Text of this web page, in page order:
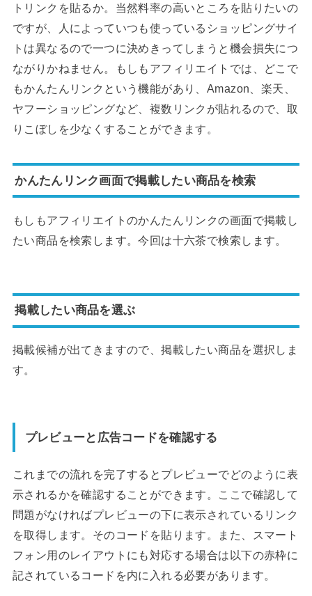
トリンクを貼るか。当然料率の高いところを貼りたいの
ですが、人によっていつも使っているショッピングサイ
トは異なるので一つに決めきってしまうと機会損失につ
ながりかねません。もしもアフィリエイトでは、どこで
もかんたんリンクという機能があり、Amazon、楽天、
ヤフーショッピングなど、複数リンクが貼れるので、取
りこぼしを少なくすることができます。
かんたんリンク画面で掲載したい商品を検索
もしもアフィリエイトのかんたんリンクの画面で掲載し
たい商品を検索します。今回は十六茶で検索します。
掲載したい商品を選ぶ
掲載候補が出てきますので、掲載したい商品を選択しま
す。
プレビューと広告コードを確認する
これまでの流れを完了するとプレビューでどのように表
示されるかを確認することができます。ここで確認して
問題がなければプレビューの下に表示されているリンク
を取得します。そのコードを貼ります。また、スマート
フォン用のレイアウトにも対応する場合は以下の赤枠に
記されているコードを内に入れる必要があります。